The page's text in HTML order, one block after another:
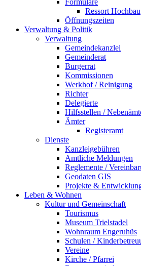
Formulare
Ressort Hochbau
Öffnungszeiten
Verwaltung & Politik
Verwaltung
Gemeindekanzlei
Gemeinderat
Burgerrat
Kommissionen
Werkhof / Reinigung
Richter
Delegierte
Hilfsstellen /
Ämter
Registeramt
Dienste
Kanzleigebühren
Amtliche Meldungen
Reglemente /
Geodaten GIS
Projekte &
Leben & Wohnen
Kultur und Gemeinschaft
Tourismus
Museum Trielstadel
Wohnraum Engeruhüs
Schulen /
Vereine
Kirche / Pfarrei